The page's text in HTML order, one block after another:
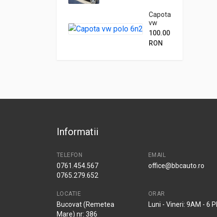
Capota
vw
polo
6n2
100.00
RON
Informatii
TELEFON
0761.454.567
0765.279.652
EMAIL
office@bbcauto.ro
LOCATIE
Bucovat (Remetea
Mare) nr: 386
ORAR
Luni - Vineri: 9AM - 6